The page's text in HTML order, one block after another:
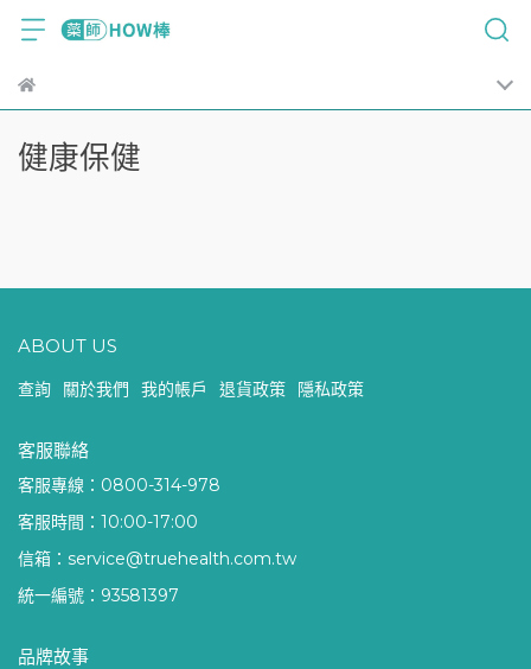
健康保健
ABOUT US
查詢 關於我們 我的帳戶 退貨政策 隱私政策
客服聯絡
客服專線：0800-314-978
客服時間：10:00-17:00
信箱：service@truehealth.com.tw
統一編號：93581397
品牌故事